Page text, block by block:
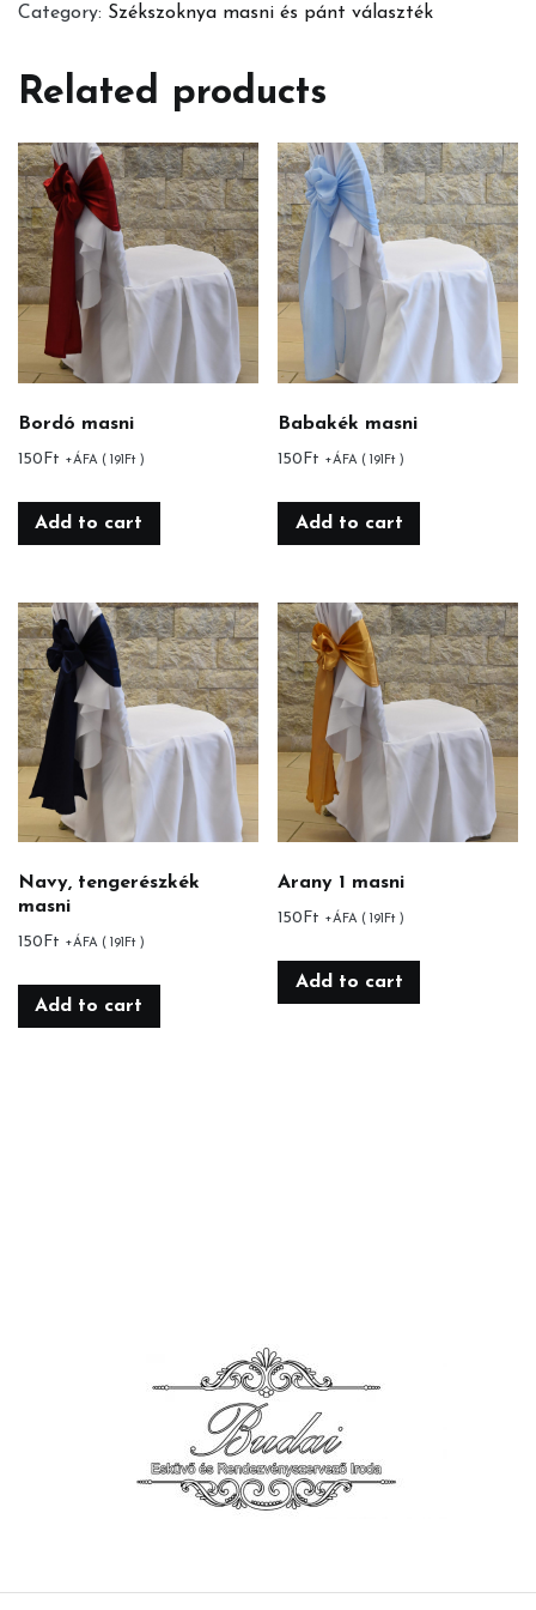
Category: Székszoknya masni és pánt választék
Related products
Bordó masni
150 Ft +ÁFA ( 191 Ft )
Add to cart
Babakék masni
150 Ft +ÁFA ( 191 Ft )
Add to cart
Navy, tengerészkék
masni
150 Ft +ÁFA ( 191Ft )
Add to cart
Arany 1 masni
150 Ft +ÁFA ( 191Ft )
Add to cart